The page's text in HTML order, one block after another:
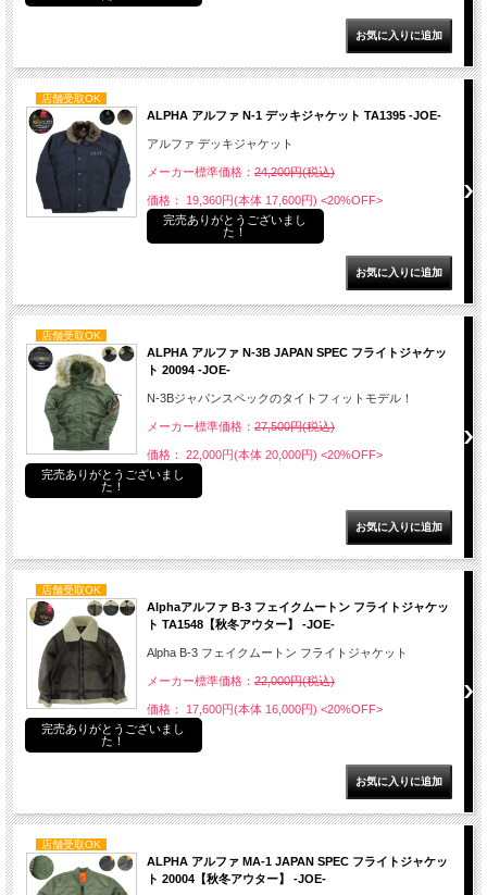
店舗受取OK
ALPHA アルファ N-1 デッキジャケット TA1395 -JOE-
アルファ デッキジャケット
メーカー標準価格： 24,200円(税込)
価格： 19,360円(本体 17,600円) <20%OFF>
完売ありがとうございまし
た！
店舗受取OK
ALPHA アルファ N-3B JAPAN SPEC フライトジャケッ
ト 20094 -JOE-
N-3Bジャパンスペックのタイトフィットモデル！
メーカー標準価格： 27,500円(税込)
価格： 22,000円(本体 20,000円) <20%OFF>
完売ありがとうございまし
た！
店舗受取OK
Alphaアルファ B-3 フェイクムートン フライトジャケッ
ト TA1548【秋冬アウター】 -JOE-
Alpha B-3 フェイクムートン フライトジャケット
メーカー標準価格： 22,000円(税込)
価格： 17,600円(本体 16,000円) <20%OFF>
完売ありがとうございまし
た！
店舗受取OK
ALPHA アルファ MA-1 JAPAN SPEC フライトジャケッ
ト 20004【秋冬アウター】 -JOE-